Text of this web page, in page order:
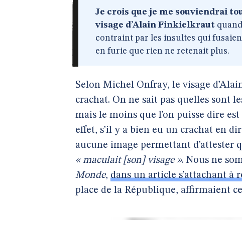
Je crois que je me souviendrai
visage d’Alain Finkielkraut
contraint par les insultes qui
en furie que rien ne retenait plus.
Selon Michel Onfray, le visage
crachat. On ne sait pas quelles sont
mais le moins que l’on puisse dire
effet, s’il y a bien eu un crachat en
aucune image permettant d’attester
« maculait [son] visage ». Nous ne
Monde, dans un article s’attachant à
place de la République, affirmaient